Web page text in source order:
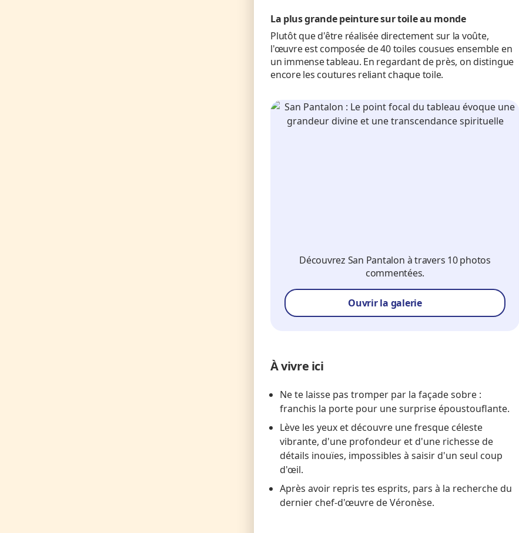
La plus grande peinture sur toile au monde
Plutôt que d'être réalisée directement sur la voûte,
l'œuvre est composée de 40 toiles cousues ensemble en
un immense tableau. En regardant de près, on distingue
encore les coutures reliant chaque toile.
Découvrez San Pantalon à travers 10 photos
commentées.
Ouvrir la galerie
À vivre ici
Ne te laisse pas tromper par la façade sobre :
franchis la porte pour une surprise époustouflante.
Lève les yeux et découvre une fresque céleste
vibrante, d'une profondeur et d'une richesse de
détails inouïes, impossibles à saisir d'un seul coup
d'œil.
Après avoir repris tes esprits, pars à la recherche du
dernier chef-d'œuvre de Véronèse.